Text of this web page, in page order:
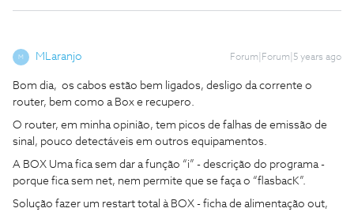
M MLaranjo Forum|Forum|5 years ago
Bom dia, os cabos estão bem ligados, desligo da corrente o
router, bem como a Box e recupero.
O router, em minha opinião, tem picos de falhas de emissão de
sinal, pouco detectáveis em outros equipamentos.
A BOX Uma fica sem dar a função “i” - descrição do programa -
porque fica sem net, nem permite que se faça o “flasbacK”.
Solução fazer um restart total à BOX - ficha de alimentação out,